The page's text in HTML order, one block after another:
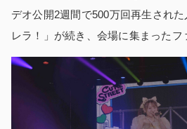
デオ公開2週間で500万回再生され
レラ！」が続き、会場に集まったフ